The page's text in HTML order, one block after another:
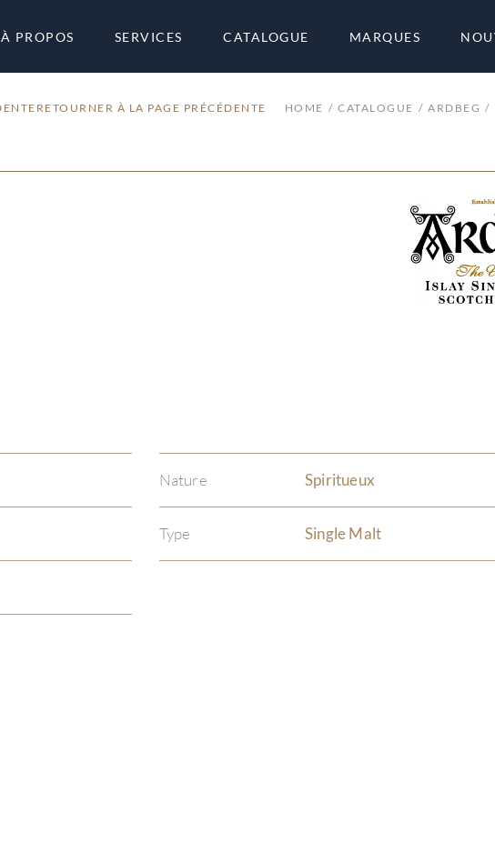
À PROPOS SERVICES CATALOGUE MARQUES
RETOURNER À LA PAGE PRÉCÉDENTE HOME CATALOGUE ARDBEG
Nature Spiritueux
Type Single Malt